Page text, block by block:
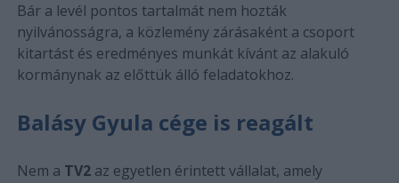
Bár a levél pontos tartalmát nem hozták
nyilvánosságra, a közlemény zárásaként a csoport
kitartást és eredményes munkát kívánt az alakuló
kormánynak az előttük álló feladatokhoz.
Balásy Gyula cége is reagált
Nem a TV2az egyetlen érintett vállalat, amely